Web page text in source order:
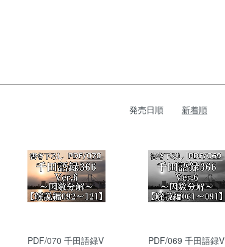
発売日順 新着順
PDF/070 千田語録V
PDF/069 千田語録V